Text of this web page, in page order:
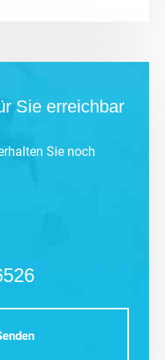
Sie erreichbar
Sie noch